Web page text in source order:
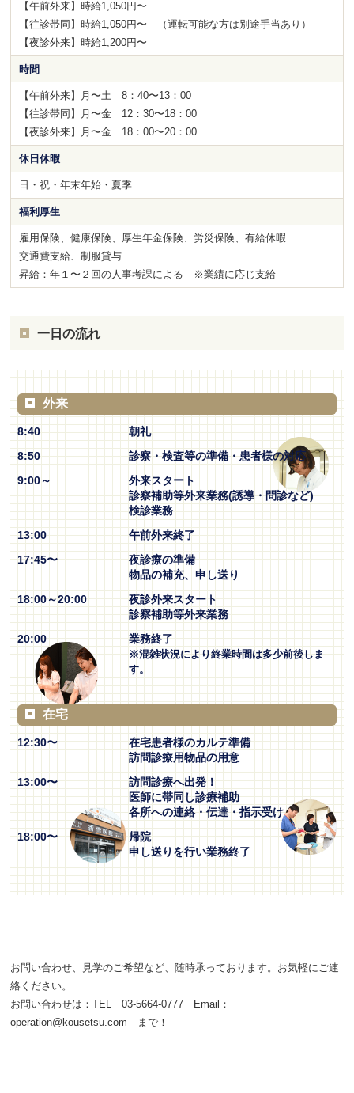
【午前外来】時給1,050円〜
【往診帯同】時給1,050円〜 （運転可能な方は別途手当あり）
【夜診外来】時給1,200円〜
時間
【午前外来】月〜土 8：40〜13：00
【往診帯同】月〜金 12：30〜18：00
【夜診外来】月〜金 18：00〜20：00
休日休暇
日・祝・年末年始・夏季
福利厚生
雇用保険、健康保険、厚生年金保険、労災保険、有給休暇
交通費支給、制服貸与
昇給：年１〜２回の人事考課による ※業績に応じ支給
一日の流れ
外来
8:40
朝礼
8:50
診察・検査等の準備・患者様の対応
9:00～
外来スタート
診察補助等外来業務(誘導・問診など)
検診業務
13:00
午前外来終了
17:45〜
夜診療の準備
物品の補充、申し送り
18:00～20:00
夜診外来スタート
診察補助等外来業務
20:00
業務終了
※混雑状況により終業時間は多少前後しま
す。
在宅
12:30〜
在宅患者様のカルテ準備
訪問診療用物品の用意
13:00〜
訪問診療へ出発！
医師に帯同し診療補助
各所への連絡・伝達・指示受け
18:00〜
帰院
申し送りを行い業務終了
お問い合わせ、見学のご希望など、随時承っております。お気軽にご連
絡ください。
お問い合わせは：TEL 03-5664-0777 Email：
operation@kousetsu.com まで！